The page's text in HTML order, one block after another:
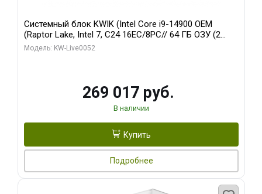
Системный блок KWIK (Intel Core i9-14900 OEM
(Raptor Lake, Intel 7, C24 16EC/8PC// 64 ГБ ОЗУ (2
модуля)/ Palit RTX5080 GAMINGPRO OC 16GB GDDR7
Модель: KW-Live0052
269 017 руб.
В наличии
Купить
Подробнее